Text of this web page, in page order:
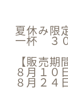
夏休み限
一杯 ３
【販売期
８月１０
８月２４